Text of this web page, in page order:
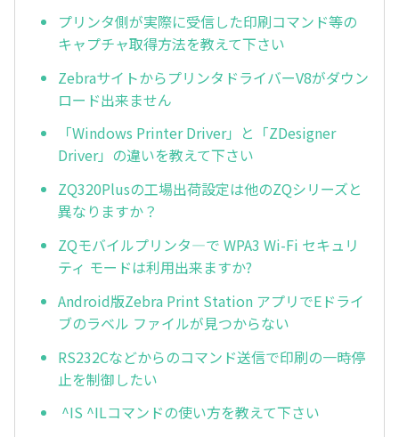
プリンタ側が実際に受信した印刷コマンド等の
キャプチャ取得方法を教えて下さい
ZebraサイトからプリンタドライバーV8がダウン
ロード出来ません
「Windows Printer Driver」と「ZDesigner
Driver」の違いを教えて下さい
ZQ320Plusの工場出荷設定は他のZQシリーズと
異なりますか？
ZQモバイルプリンタ―で WPA3 Wi-Fi セキュリ
ティ モードは利用出来ますか?
Android版Zebra Print Station アプリでEドライ
ブのラベル ファイルが見つからない
RS232Cなどからのコマンド送信で印刷の一時停
止を制御したい
^IS ^ILコマンドの使い方を教えて下さい